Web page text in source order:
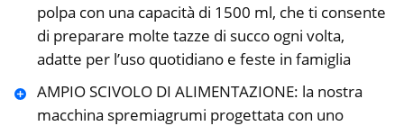
polpa con una capacità di 1500 ml, che ti consente
di preparare molte tazze di succo ogni volta,
adatte per l’uso quotidiano e feste in famiglia
AMPIO SCIVOLO DI ALIMENTAZIONE: la nostra
macchina spremiagrumi progettata con uno